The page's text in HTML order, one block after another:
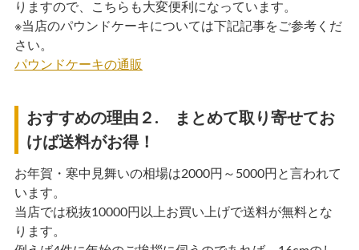
りますので、こちらも大変便利になっています。
※当店のパウンドケーキについては下記記事をご参考くだ
さい。
パウンドケーキの通販
おすすめの理由２. まとめて取り寄せてお
けば送料がお得！
お年賀・寒中見舞いの相場は2000円～5000円と言われて
います。
当店では税抜10000円以上お買い上げで送料が無料とな
ります。